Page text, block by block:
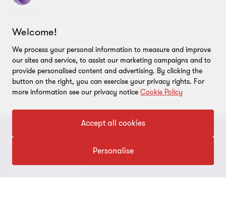
Luca D'Onofrio
Luca D'Onofrio
Vedi profilo
CHI SIAMO
Le nostre persone
I NOSTRI SERVIZI
Welcome!
We process your personal information to measure and improve
our sites and service, to assist our marketing campaigns and to
provide personalised content and advertising. By clicking the
button on the right, you can exercise your privacy rights. For
more information see our privacy notice Cookie Policy
Accept all cookies
Personalise